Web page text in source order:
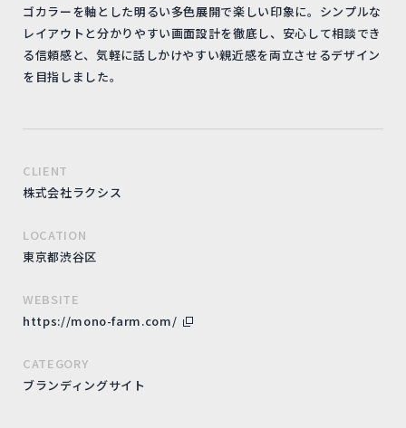
ゴカラーを軸とした明るい多色展開で楽しい印象に。シンプルな
レイアウトと分かりやすい画面設計を徹底し、安心して相談でき
る信頼感と、気軽に話しかけやすい親近感を両立させるデザイン
を目指しました。
CLIENT
株式会社ラクシス
LOCATION
東京都渋谷区
WEBSITE
https://mono-farm.com/
CATEGORY
ブランディングサイト